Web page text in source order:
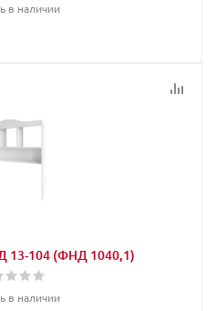
в наличии
13-104 (ФНД 1040,1)
в наличии